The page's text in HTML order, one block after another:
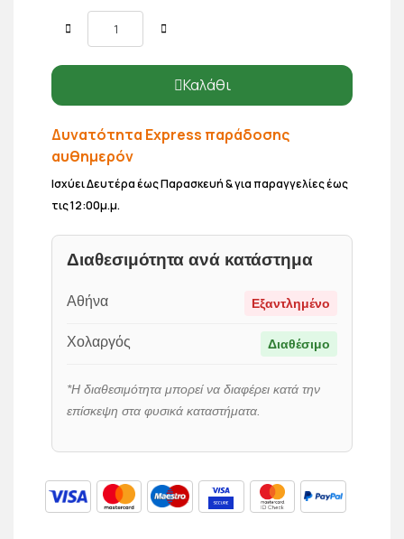
Καλάθι
Δυνατότητα Express παράδοσης
αυθημερόν
Ισχύει Δευτέρα έως Παρασκευή & για παραγγελίες έως
τις 12:00μ.μ.
Διαθεσιμότητα ανά κατάστημα
Αθήνα Εξαντλημένο
Χολαργός Διαθέσιμο
*Η διαθεσιμότητα μπορεί να διαφέρει κατά την
επίσκεψη στα φυσικά καταστήματα.